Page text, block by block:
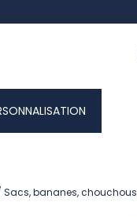
Sacs, bananes, chouchous